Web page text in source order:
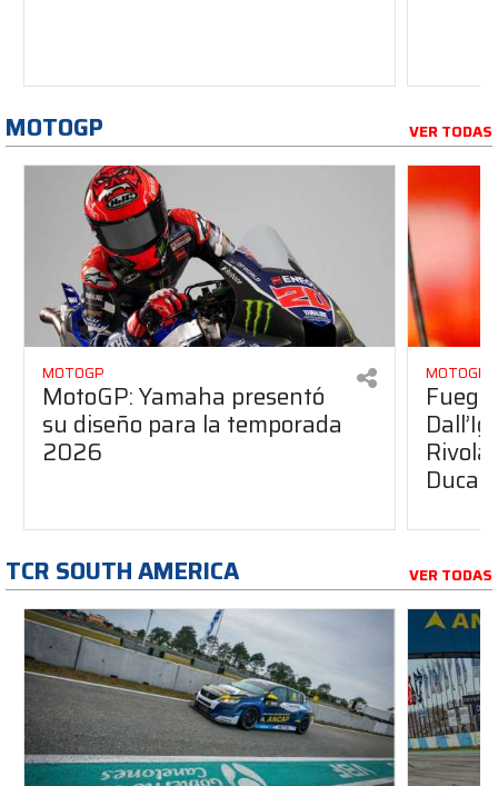
MOTOGP VER TODAS
MOTOGP
MotoGP: Yamaha presentó
su diseño para la temporada
2026
MOTOGP
Ducati
TCR SOUTH AMERICA VER TODAS